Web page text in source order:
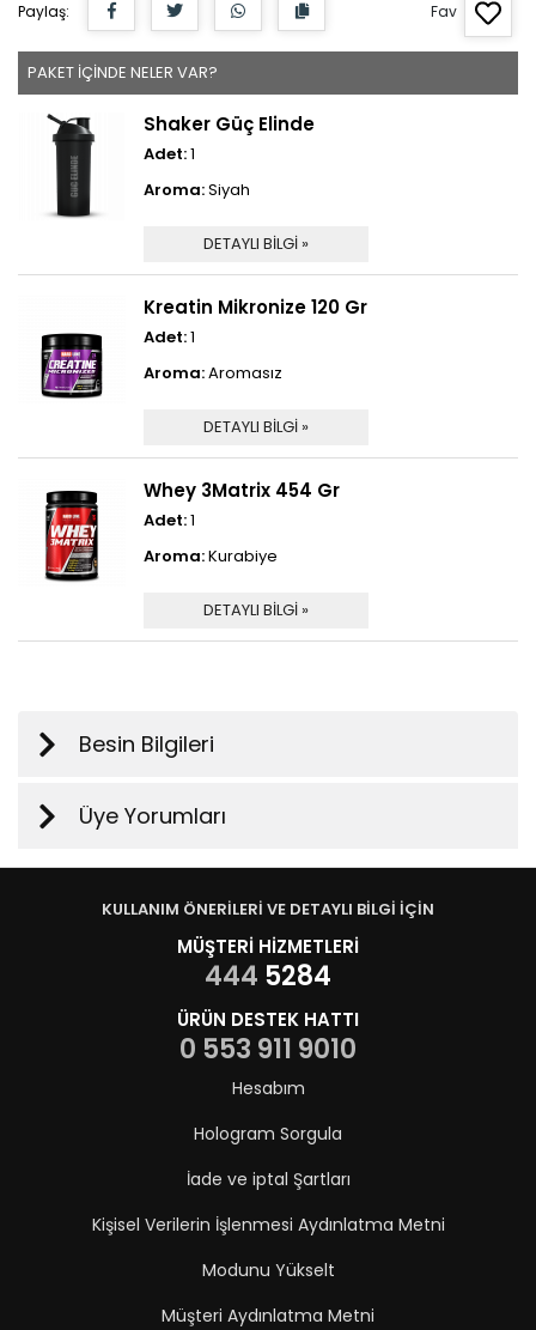
Paylaş: Fav
PAKET İÇİNDE NELER VAR?
Shaker Güç Elinde
Adet:1
Aroma:Siyah
DETAYLI BİLGİ »
Kreatin Mikronize 120 Gr
Adet:1
Aroma:Aromasız
DETAYLI BİLGİ »
Whey 3Matrix 454 Gr
Adet:1
Aroma:Kurabiye
DETAYLI BİLGİ »
Besin Bilgileri
Üye Yorumları
KULLANIM ÖNERİLERİ VE DETAYLI BİLGİ İÇİN
MÜŞTERİ HİZMETLERİ
444 5284
ÜRÜN DESTEK HATTI
0 553 911 9010
Hesabım
Hologram Sorgula
İade ve iptal Şartları
Kişisel Verilerin İşlenmesi Aydınlatma Metni
Modunu Yükselt
Müşteri Aydınlatma Metni